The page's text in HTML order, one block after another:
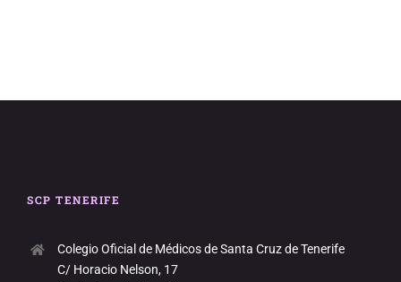
SCP TENERIFE
Colegio Oficial de Médicos de Santa Cruz de Tenerife
C/ Horacio Nelson, 17